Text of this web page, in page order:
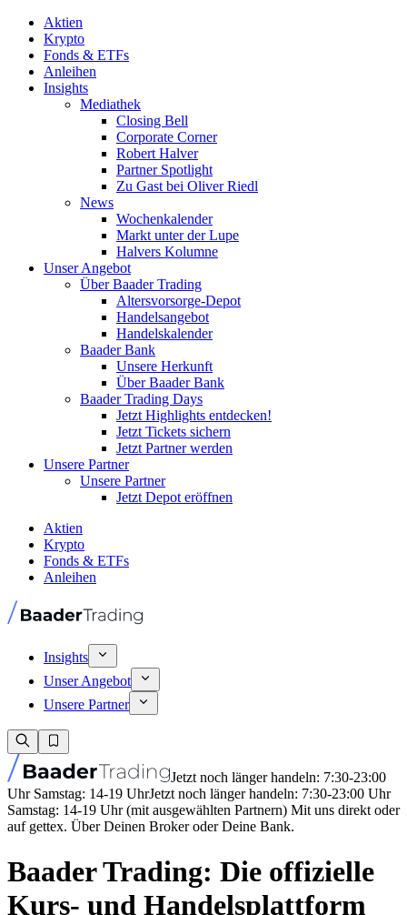
Aktien
Krypto
Fonds & ETFs
Anleihen
Insights
Mediathek
Closing Bell
Corporate Corner
Robert Halver
Partner Spotlight
Zu Gast bei Oliver Riedl
News
Wochenkalender
Markt unter der Lupe
Halvers Kolumne
Unser Angebot
Über Baader Trading
Altersvorsorge-Depot
Handelsangebot
Handelskalender
Baader Bank
Unsere Herkunft
Über Baader Bank
Baader Trading Days
Jetzt Highlights entdecken!
Jetzt Tickets sichern
Jetzt Partner werden
Unsere Partner
Unsere Partner
Jetzt Depot eröffnen
Aktien
Krypto
Fonds & ETFs
Anleihen
Insights
Unser Angebot
Unsere Partner
Jetzt noch länger handeln: 7:30-23:00
Uhr Samstag: 14-19 UhrJetzt noch länger handeln: 7:30-23:00 Uhr
Samstag: 14-19 Uhr (mit ausgewählten Partnern) Mit uns direkt oder
auf gettex. Über Deinen Broker oder Deine Bank.
Baader Trading: Die offizielle
Kurs- und Handelsplattform